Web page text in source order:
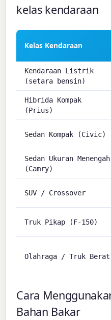
kelas kendaraan
Kelas Kendaraan
Kendaraan Listrik
(setara bensin)
Hibrida Kompak
(Prius)
Sedan Kompak (Civic)
Sedan Ukuran Menengah
(Camry)
SUV / Crossover
Truk Pikap (F-150)
Olahraga / Truk Berat
Cara
Bahan Bakar